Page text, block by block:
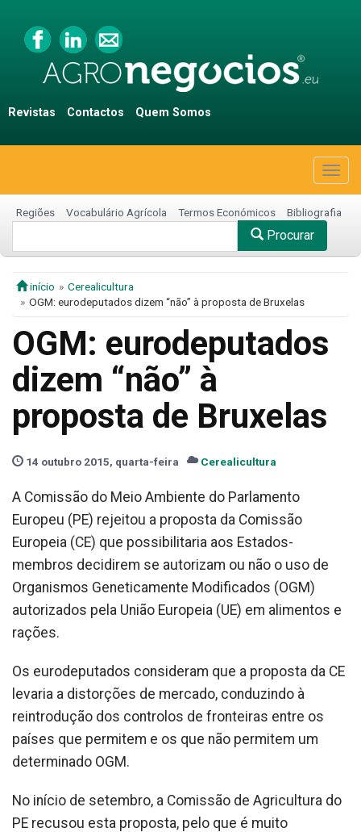
Revistas Contactos Quem Somos
Regiões Vocabulário Agrícola Termos Económicos Bibliografia
Procurar
início
Cerealicultura
OGM: eurodeputados dizem “não” à proposta de Bruxelas
OGM: eurodeputados
dizem “não” à
proposta de Bruxelas
14 outubro 2015, quarta-feira Cerealicultura
A Comissão do Meio Ambiente do Parlamento
Europeu (PE) rejeitou a proposta da Comissão
Europeia (CE) que possibilitaria aos Estados-
membros decidirem se autorizam ou não o uso de
Organismos Geneticamente Modificados (OGM)
autorizados pela União Europeia (UE) em alimentos e
rações.
Os eurodeputados consideram que a proposta da CE
levaria a distorções de mercado, conduzindo à
reintrodução dos controlos de fronteiras entre os
países que permitem e os que não permitem um
determinado OGM.
No início de setembro, a Comissão de Agricultura do
PE recusou esta proposta, pelo que é muito